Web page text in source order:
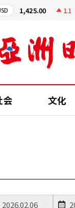
1,425.00 1.1
会 文化